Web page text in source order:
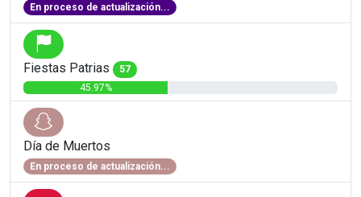
En proceso de actualización...
Fiestas Patrias
57
45.97%
Día de Muertos
En proceso de actualización...